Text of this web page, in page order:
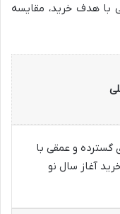
با هدف خرید، مقایسه
گسترده و عمقی با
آغاز سال نو